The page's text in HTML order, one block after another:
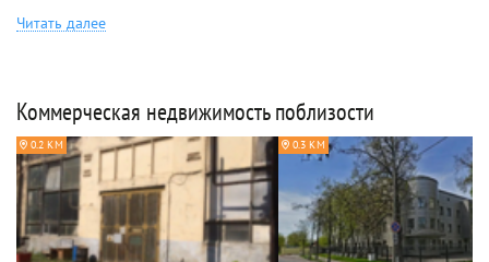
Читать далее
Коммерческая недвижимость поблизости
0.2 КМ 0.3 КМ